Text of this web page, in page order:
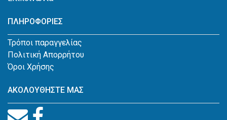
ΠΛΗΡΟΦΟΡΙΕΣ
Τρόποι παραγγελίας
Πολιτική Απορρήτου
Όροι Χρήσης
ΑΚΟΛΟΥΘΗΣΤΕ ΜΑΣ